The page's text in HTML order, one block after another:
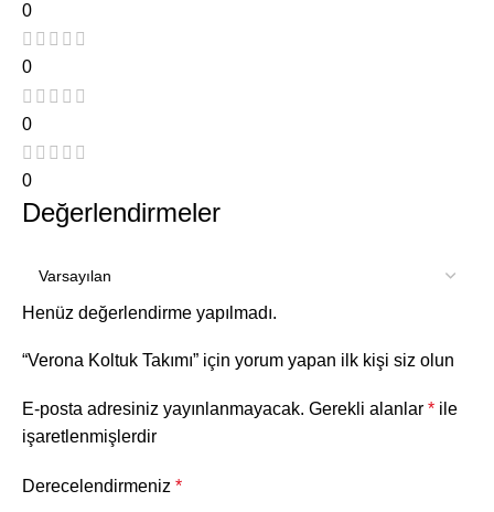
0
0
0
0
Değerlendirmeler
Henüz değerlendirme yapılmadı.
“Verona Koltuk Takımı” için yorum yapan ilk kişi siz olun
E-posta adresiniz yayınlanmayacak. Gerekli alanlar * ile
işaretlenmişlerdir
Derecelendirmeniz *